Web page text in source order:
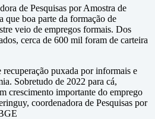
de Pesquisas por Amostra de
boa parte da formação de
veio de empregos formais. Dos
cerca de 600 mil foram de carteira
puxada por informais e
Sobretudo de 2022 para cá,
crescimento importante do emprego
coordenadora de Pesquisas por